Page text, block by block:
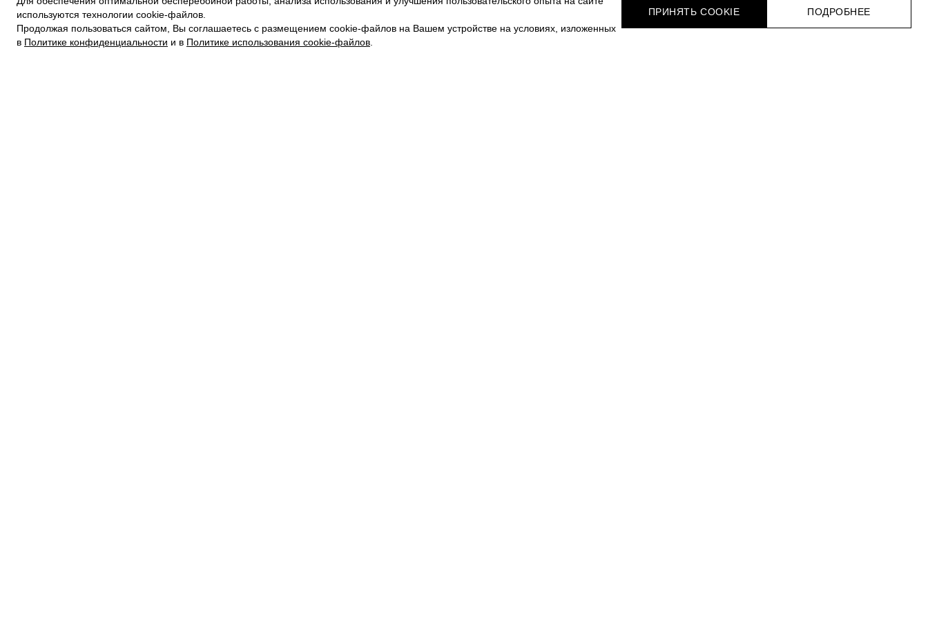
используются технологии cookie-файлов.
Продолжая пользоваться сайтом, Вы соглашаетесь с размещением cookie-файлов на Вашем устройстве на условиях, изложенных
в Политике конфиденциальности и в Политике использования cookie-файлов
ПРИНЯТЬ COOKIE ПОДРОБНЕЕ
ПОЛИТИКА КОНФИДЕНЦИАЛЬНОСТИ
ПОЛИТИКА COOKIE
УСЛОВИЯ ПОКУПКИ
КАРЬЕРА
ТЕЛЕГРАМ